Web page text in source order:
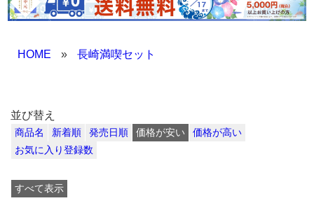
HOME » 長崎満喫セット
並び替え
商品名 新着順 発売日順 価格が安い
価格が高い
お気に入り登録数
すべて表示